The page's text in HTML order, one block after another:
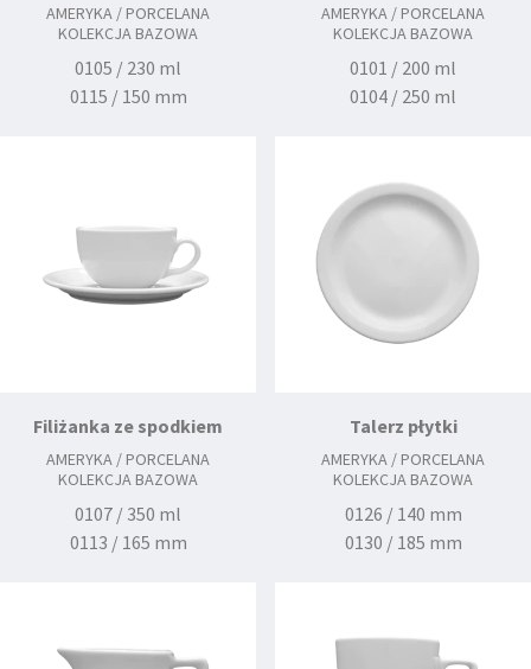
AMERYKA / PORCELANA
KOLEKCJA BAZOWA
0105 / 230 ml
0115 / 150 mm
AMERYKA / PORCELANA
KOLEKCJA BAZOWA
0101 / 200 ml
0104 / 250 ml
Filiżanka ze spodkiem
AMERYKA / PORCELANA
KOLEKCJA BAZOWA
0107 / 350 ml
0113 / 165 mm
Talerz płytki
AMERYKA / PORCELANA
KOLEKCJA BAZOWA
0126 / 140 mm
0130 / 185 mm